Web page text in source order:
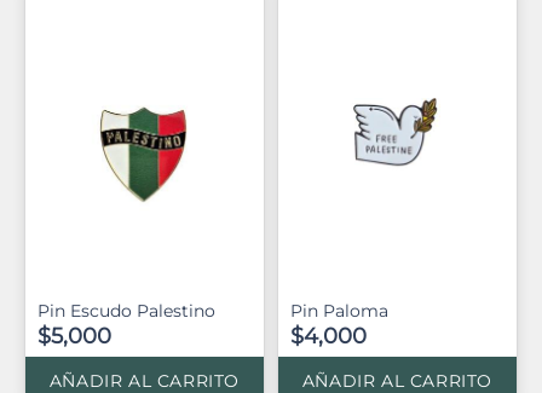
Pin Escudo Palestino
$5,000
AÑADIR AL CARRITO
Pin Paloma
$4,000
AÑADIR AL CARRITO